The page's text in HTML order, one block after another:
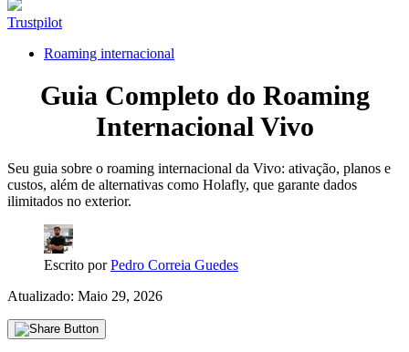
Trustpilot
Roaming internacional
Guia Completo do Roaming
Internacional Vivo
Seu guia sobre o roaming internacional da Vivo: ativação, planos e
custos, além de alternativas como Holafly, que garante dados
ilimitados no exterior.
Escrito porPedro Correia Guedes
Atualizado: Maio 29, 2026